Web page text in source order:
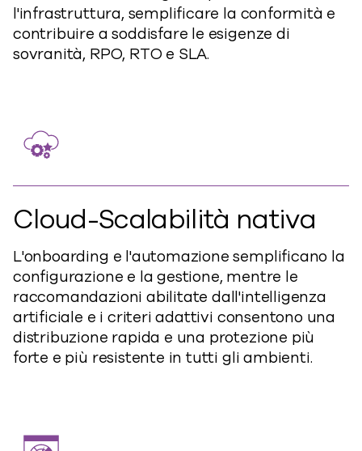
l'infrastruttura, semplificare la conformità e
contribuire a soddisfare le esigenze di
sovranità, RPO, RTO e SLA.
Cloud-Scalabilità nativa
L'onboarding e l'automazione semplificano la
configurazione e la gestione, mentre le
raccomandazioni abilitate dall'intelligenza
artificiale e i criteri adattivi consentono una
distribuzione rapida e una protezione più
forte e più resistente in tutti gli ambienti.